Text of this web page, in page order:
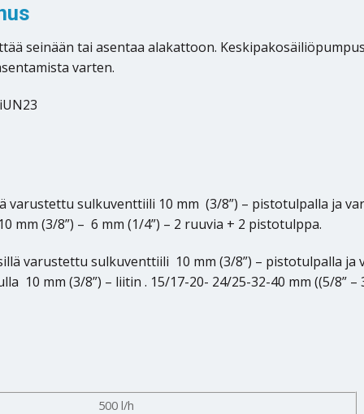
seinään tai asentaa alakattoon.
varten.
sulkuventtiili 10 mm (3/8”) – pistotulpalla ja
(3/8”) – 6 mm (1/4”) – 2 ruuvia + 2 pistotulppa.
varustettu sulkuventtiili 10 mm (3/8”) – pistotulpalla ja
mm (3/8”) – liitin . 15/17-20- 24/25-32-40 mm ((5/8” – 3/
500 l/h